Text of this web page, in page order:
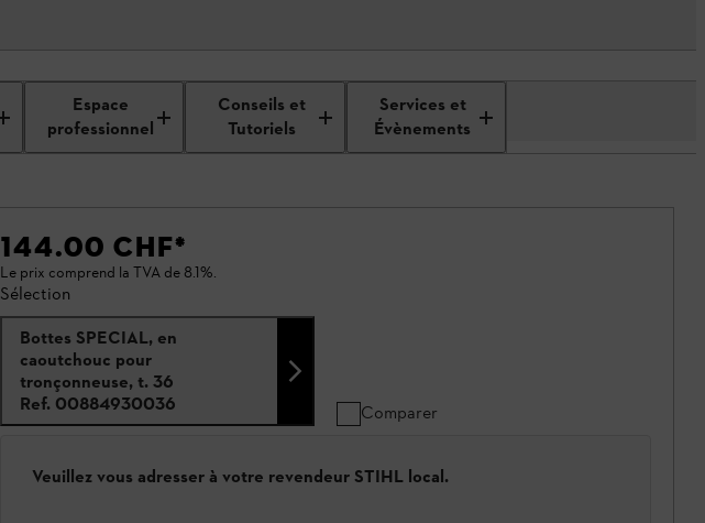
Espace
professionnel
Conseils et
Tutoriels
Services et
Évènements
144.00 CHF*
Le prix comprend la TVA de 8.1%.
Sélection
Bottes SPECIAL, en
caoutchouc pour
tronçonneuse, t. 36
Ref. 00884930036 Comparer
Veuillez vous adresser à votre revendeur STIHL local.